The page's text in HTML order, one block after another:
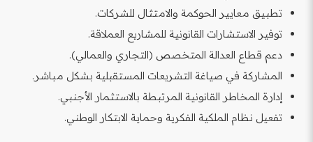
تطبيق معايير الحوكمة والامتثال للشركات.
توفير الاستشارات القانونية للمشاريع العملاقة.
دعم قطاع العدالة المتخصص (التجاري والعمالي).
المشاركة في صياغة التشريعات المستقبلية بشكل مباشر.
إدارة المخاطر القانونية المرتبطة بالاستثمار الأجنبي.
تفعيل نظام الملكية الفكرية وحماية الابتكار الوطني.